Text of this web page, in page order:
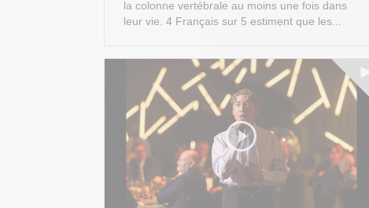
la colonne vertébrale au moins une fois dans
leur vie. 4 Français sur 5 estiment que les...